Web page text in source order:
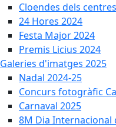
Cloendes dels
24 Hores 2024
Festa Major 2024
Premis Licius 2024
Galeries d'imatges 2025
Nadal 2024-25
Concurs fotogràfic
Carnaval 2025
8M Dia Internacional